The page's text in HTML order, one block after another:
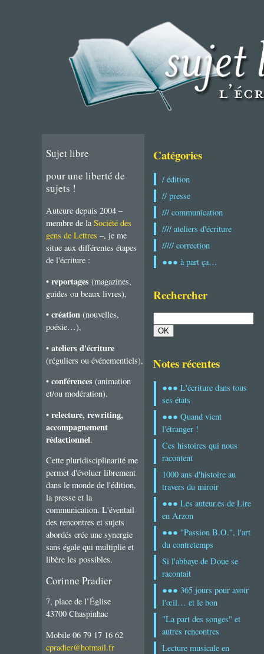
Sujet libre
pour une liberté de
sujets !
Auteure depuis 2004 –
membre de laSociété des
gens de Lettres –, je me
situe aux différentes étapes
de l'écriture :
• reportages (magazines,
guides ou beaux livres),
• création (nouvelles,
poésie…),
• ateliers d'écriture
(réguliers ou événementiels),
• conférences (animation
et/ou modération).
• relecture, rewriting,
accompagnement
rédactionnel.
Cette pluridisciplinarité me
permet d'évoluer librement
dans le monde de l'édition,
la presse et la
communication. L'éventail
des rencontres et sujets
abordés crée une synergie
sans égale qui multiplie et
libère les possibles.
Corinne Pradier
7, place de l’Église
43700 Chaspinhac
Mobile 06 79 17 16 62
cpradier@hotmail.fr
Catégories
/ édition
// presse
/// communication
//// ateliers d'écriture
///// correction
●●● à part ça…
Rechercher
Notes récentes
●●● L'écriture dans tous
ses états
●●● Quand vient
l'étranger !
Ces histoires qui nous
racontent
1000 ans d'histoire au
travers du miroir
●●● Les auteur.es de Lire
en Arzon
●●● "Passion B.O.", l'art
du contretemps
Si l'abbaye de Doue se
racontait
●●● 365 jours pour avoir
l'œil… et le bon
"La part des songes" et
autres rencontres
Lecture musicale en